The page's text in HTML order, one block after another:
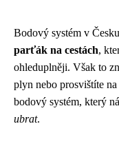
Bodový systém v
parťák na cestách,
ohleduplněji. Však to
plyn nebo prosvištíte
bodový systém, který
ubrat.